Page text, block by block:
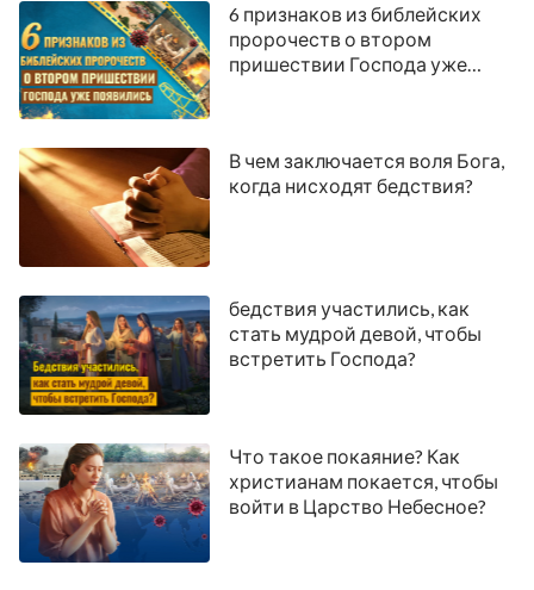
6 признаков из библейских
пророчеств о втором
пришествии Господа уже
В чем заключается воля Бога,
когда нисходят бедствия?
бедствия участились, как
стать мудрой девой, чтобы
встретить Господа?
Что такое покаяние? Как
христианам покается, чтобы
войти в Царство Небесное?